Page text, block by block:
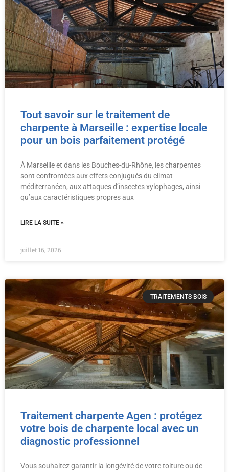
Tout savoir sur le traitement de
charpente à Marseille : expertise locale
pour un bois parfaitement protégé
À Marseille et dans les Bouches-du-Rhône, les charpentes
sont confrontées aux effets conjugués du climat
méditerranéen, aux attaques d’insectes xylophages, ainsi
qu’aux caractéristiques propres aux
LIRE LA SUITE »
juillet 16, 2026
TRAITEMENTS BOIS
Traitement charpente Agen : protégez
votre bois de charpente local avec un
diagnostic professionnel
Vous souhaitez garantir la longévité de votre toiture ou de